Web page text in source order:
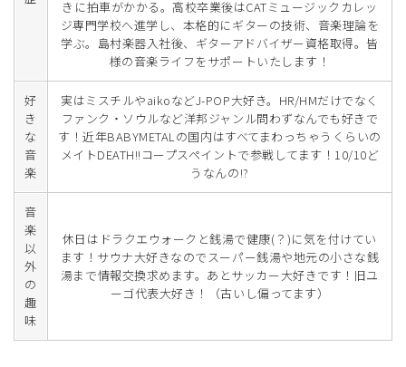
きに拍車がかかる。高校卒業後はCATミュージックカレッ
ジ専門学校へ進学し、本格的にギターの技術、音楽理論を
学ぶ。島村楽器入社後、ギターアドバイザー資格取得。皆
様の音楽ライフをサポートいたします！
好
き
な
音
楽
実はミスチルやaikoなどJ-POP大好き。HR/HMだけでなく
ファンク・ソウルなど洋邦ジャンル問わずなんでも好きで
す！近年BABYMETALの国内はすべてまわっちゃうくらいの
メイトDEATH!!コープスペイントで参戦してます！10/10ど
うなんの!?
音
楽
以
外
の
趣
味
休日はドラクエウォークと銭湯で健康(？)に気を付けてい
ます！サウナ大好きなのでスーパー銭湯や地元の小さな銭
湯まで情報交換求めます。あとサッカー大好きです！旧ユ
ーゴ代表大好き！（古いし偏ってます）